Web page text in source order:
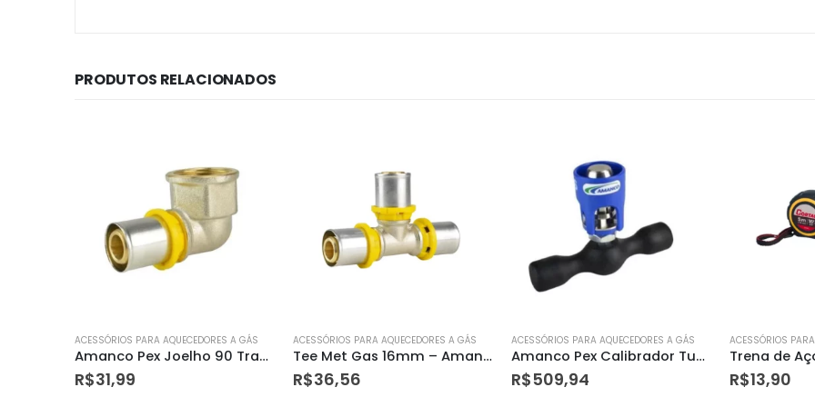
PRODUTOS RELACIONADOS
ACESSÓRIOS PARA AQUECEDORES A GÁS
Tee Met Gas 16mm – Amanco
R$36,56
ACESSÓRIOS PARA AQUECEDORES A GÁS
Amanco Pex Calibrador Tubo Pex Gas Dn16 – 98590
R$509,94
ACESSÓRIOS PARA AQUECEDORES A GÁS
Trena de Aço 5 Metros X 19 Mm Cortag
R$13,90
ACESSÓRIOS
R$21,61